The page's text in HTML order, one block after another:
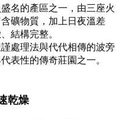
名的產區之一，由三座火
礦物質，加上日夜溫差
結構完整。
處理法與代代相傳的波旁
表性的傳奇莊園之一。
乾燥